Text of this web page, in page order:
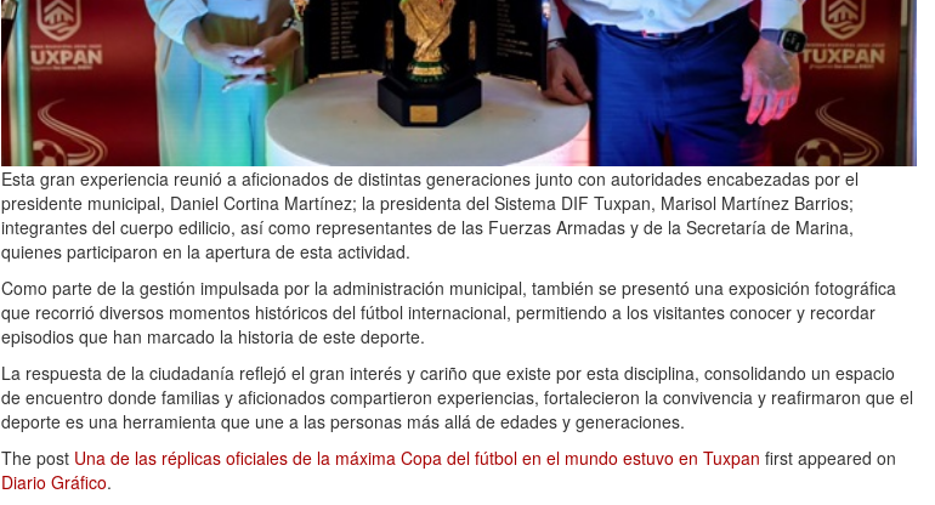
Esta gran experiencia reunió a aficionados de distintas generaciones junto con autoridades encabezadas por el
presidente municipal, Daniel Cortina Martínez; la presidenta del Sistema DIF Tuxpan, Marisol Martínez Barrios;
integrantes del cuerpo edilicio, así como representantes de las Fuerzas Armadas y de la Secretaría de Marina,
quienes participaron en la apertura de esta actividad.
Como parte de la gestión impulsada por la administración municipal, también se presentó una exposición fotográfica
que recorrió diversos momentos históricos del fútbol internacional, permitiendo a los visitantes conocer y recordar
episodios que han marcado la historia de este deporte.
La respuesta de la ciudadanía reflejó el gran interés y cariño que existe por esta disciplina, consolidando un espacio
de encuentro donde familias y aficionados compartieron experiencias, fortalecieron la convivencia y reafirmaron que el
deporte es una herramienta que une a las personas más allá de edades y generaciones.
The post Una de las réplicas oficiales de la máxima Copa del fútbol en el mundo estuvo en Tuxpan first appeared on
Diario Gráfico.